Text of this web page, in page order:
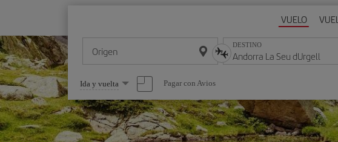
VUELO
Origen DESTINO
Seleccione
una
opción
Ida y vuelta Pagar con Avios